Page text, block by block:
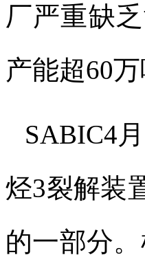
厂严重缺
产能超60万
SABIC4月
烃3裂解装
的一部分